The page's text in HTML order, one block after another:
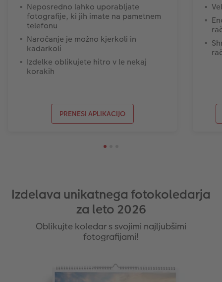
Neposredno lahko uporabljate
fotografije, ki jih imate na pametnem
telefonu
Naročanje je možno kjerkoli in
kadarkoli
Izdelke oblikujete hitro v le nekaj
korakih
PRENESI APLIKACIJO
Izdelava unikatnega fotokoledarja
za leto 2026
Oblikujte koledar s svojimi najljubšimi
fotografijami!